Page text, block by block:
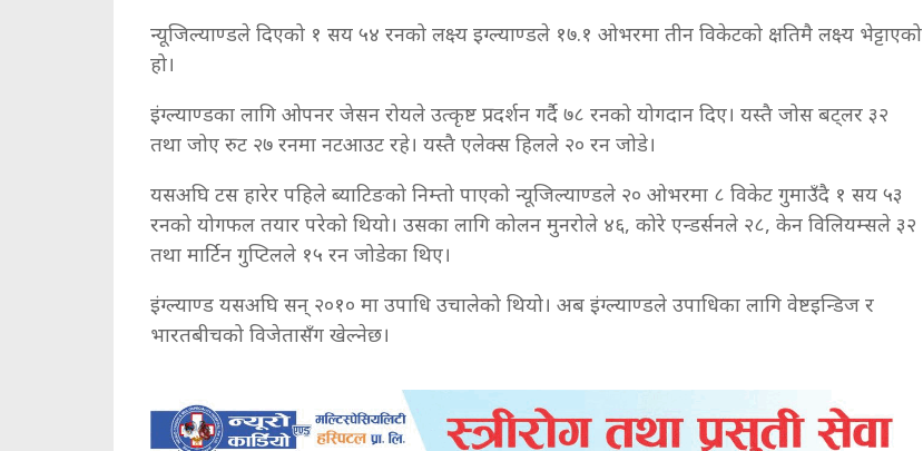
न्यूजिल्याण्डले दिएको १ सय ५४ रनको लक्ष्य इग्ल्याण्डले १७.१ ओभरमा तीन विकेटको क्षतिमै लक्ष्य भेट्टाएको
हो।
इंग्ल्याण्डका लागि ओपनर जेसन रोयले उत्कृष्ट प्रदर्शन गर्दै ७८ रनको योगदान दिए। यस्तै जोस बट्लर ३२
तथा जोए रुट २७ रनमा नटआउट रहे। यस्तै एलेक्स हिलले २० रन जोडे।
यसअघि टस हारेर पहिले ब्याटिङको निम्तो पाएको न्यूजिल्याण्डले २० ओभरमा ८ विकेट गुमाउँदै १ सय ५३
रनको योगफल तयार परेको थियो। उसका लागि कोलन मुनरोले ४६, कोरे एन्डर्सनले २८, केन विलियम्सले ३२
तथा मार्टिन गुप्टिलले १५ रन जोडेका थिए।
इंग्ल्याण्ड यसअघि सन् २०१० मा उपाधि उचालेको थियो। अब इंग्ल्याण्डले उपाधिका लागि वेष्टइन्डिज र
भारतबीचको विजेतासँग खेल्नेछ।